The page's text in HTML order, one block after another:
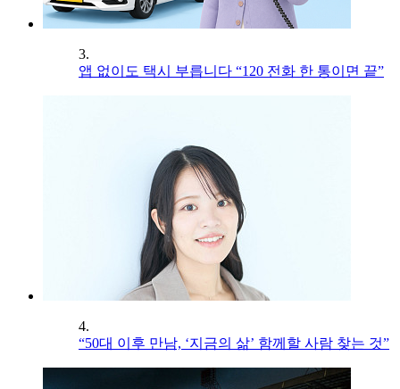
3.
앱 없이도 택시 부릅니다 “120 전화 한 통이면 끝”
4.
“50대 이후 만남, ‘지금의 삶’ 함께할 사람 찾는 것”